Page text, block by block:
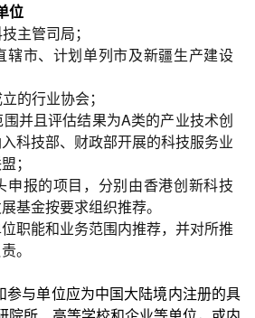
位
主管司局；
辖市、计划单列市及新疆生产建设
的行业协会；
并且评估结果为A类的产业技术创
科技部、财政部开展的科技服务业
；
申报的项目，分别由香港创新科技
基金按要求组织推荐。
职能和业务范围内推荐，并对所推
。
参与单位应为中国大陆境内注册的具